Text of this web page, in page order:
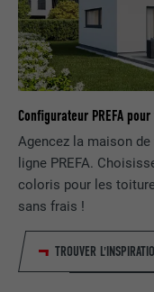
Configurateur PREFA
Agencez la maison
ligne PREFA.
coloris pour les
sans frais !
TROUVER
EXPIRATION
NOM
FOURNISSEUR
EXPIRATION
NOM
EXPIRATION
UTILITÉ